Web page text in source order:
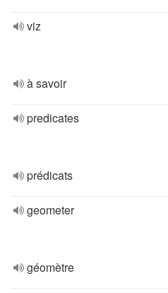
viz
à savoir
predicates
prédicats
geometer
géomètre